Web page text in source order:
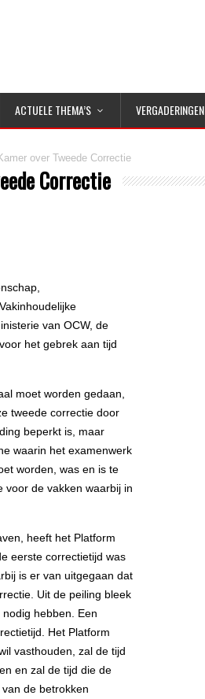
ACTUELE THEMA’S VERGADERINGEN
over Tweede Correctie
Correctie
van OCW, de
het gebrek aan tijd
moet worden gedaan,
tweede correctie door
beperkt is, maar
waarin het examenwerk
worden, was en is te
voor de vakken waarbij in
heeft het Platform
eerste correctietijd was
is er van uitgegaan dat
Uit de peiling bleek
hebben. Een
Het Platform
vasthouden, zal de tijd
en zal de tijd die de
de betrokken